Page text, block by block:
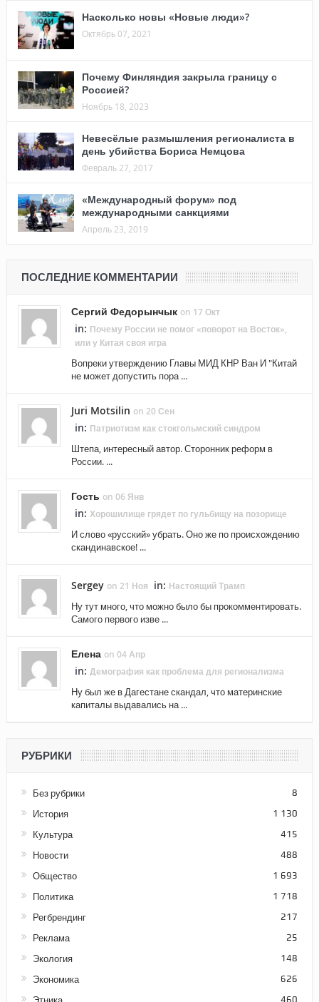
Насколько новы «Новые люди»?
Октябрь 07, 2021
Почему Финляндия закрыла границу с
Россией?
Ноябрь 18, 2023
Невесёлые размышления регионалиста в
день убийства Бориса Немцова
Февраль 27, 2017
«Международный форум» под
международными санкциями
Апрель 23, 2019
ПОСЛЕДНИЕ КОММЕНТАРИИ
Сергий Федорынчык on 17 Окт
in: Почему России не помог «поворот на Восток»,
или у Китая своя игра
Вопреки утверждению Главы МИД КНР Ван И "Китай
не может допустить пора ...
Juri Motsilin on 20 Сен
in: Патриотизм как стокгольмский синдром
Штепа, интересный автор. Сторонник реформ в
России. ...
Гость on 06 Янв
in: Хорошилище грядет по гульбищу на позорище
И слово «русский» убрать. Оно же по происхождению
скандинавское! ...
Sergey on 21 Ноя in: Настоящий Трамп
Ну тут много, что можно было бы прокомментировать.
Самого первого изве ...
Елена on 04 Апр
in: Демография как проблема для регионализма
Ну был же в Дагестане скандал, что материнские
капиталы выдавались на ...
РУБРИКИ
Без рубрики 8
История 1 130
Культура 415
Новости 488
Общество 1 693
Политика 1 718
Регбрендинг 217
Реклама 25
Экология 148
Экономика 626
460